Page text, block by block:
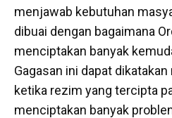
menjawab kebutuhan
dibuai dengan bagaimana
menciptakan banyak
Gagasan ini dapat
ketika rezim yang tercipta
menciptakan banyak